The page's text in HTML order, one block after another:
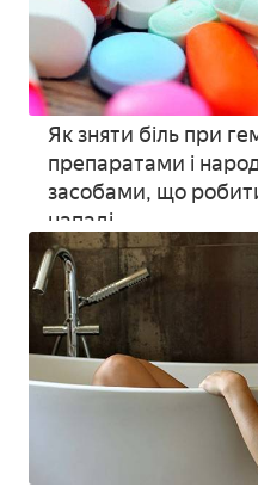
Як зняти біль при
препаратами і
засобами, що
нападі